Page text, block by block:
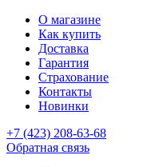
О магазине
Как купить
Доставка
Гарантия
Страхование
Контакты
Новинки
+7 (423) 208-63-68
Обратная связь